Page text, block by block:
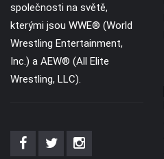
společnosti na světě,
kterými jsou WWE® (World
Wrestling Entertainment,
Inc.) a AEW® (All Elite
Wrestling, LLC).